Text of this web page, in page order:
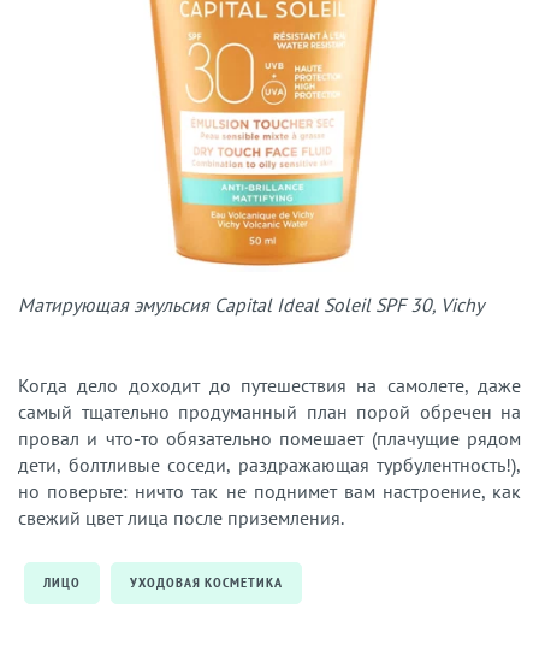
Матирующая эмульсия Capital Ideal Soleil SPF 30, Vichy
Когда дело доходит до путешествия на самолете, даже
самый тщательно продуманный план порой обречен на
провал и что-то обязательно помешает (плачущие рядом
дети, болтливые соседи, раздражающая турбулентность!),
но поверьте: ничто так не поднимет вам настроение, как
свежий цвет лица после приземления.
ЛИЦО УХОДОВАЯ КОСМЕТИКА